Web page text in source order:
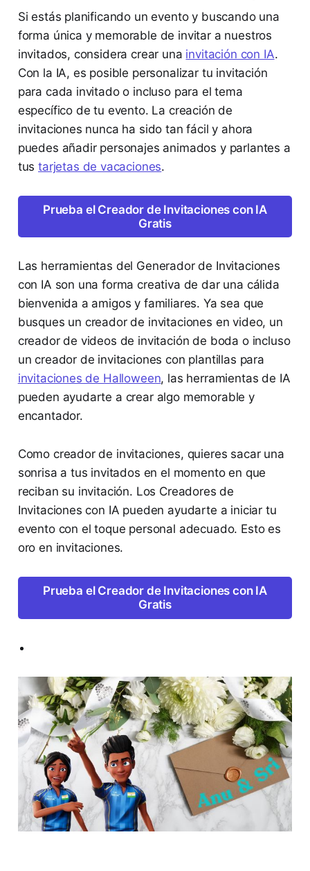
Si estás planificando un evento y buscando una
forma única y memorable de invitar a nuestros
invitados, considera crear una invitación con IA.
Con la IA, es posible personalizar tu invitación
para cada invitado o incluso para el tema
específico de tu evento. La creación de
invitaciones nunca ha sido tan fácil y ahora
puedes añadir personajes animados y parlantes a
tustarjetas de vacaciones.
Prueba el Creador de Invitaciones con IA
Gratis
Las herramientas del Generador de Invitaciones
con IA son una forma creativa de dar una cálida
bienvenida a amigos y familiares. Ya sea que
busques un creador de invitaciones en video, un
creador de videos de invitación de boda o incluso
un creador de invitaciones con plantillas para
invitaciones de Halloween, las herramientas de IA
pueden ayudarte a crear algo memorable y
encantador.
Como creador de invitaciones, quieres sacar una
sonrisa a tus invitados en el momento en que
reciban su invitación. Los Creadores de
Invitaciones con IA pueden ayudarte a iniciar tu
evento con el toque personal adecuado. Esto es
oro en invitaciones.
Prueba el Creador de Invitaciones con IA
Gratis